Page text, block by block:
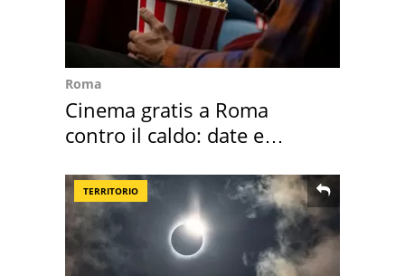
Roma
Cinema gratis a Roma
contro il caldo: date e
TERRITORIO